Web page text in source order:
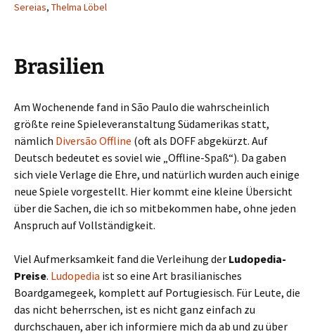
Sereias, Thelma Löbel
Brasilien
Am Wochenende fand in São Paulo die wahrscheinlich
größte reine Spieleveranstaltung Südamerikas statt,
nämlich Diversão Offline (oft als DOFF abgekürzt. Auf
Deutsch bedeutet es soviel wie „Offline-Spaß“). Da gaben
sich viele Verlage die Ehre, und natürlich wurden auch einige
neue Spiele vorgestellt. Hier kommt eine kleine Übersicht
über die Sachen, die ich so mitbekommen habe, ohne jeden
Anspruch auf Vollständigkeit.
Viel Aufmerksamkeit fand die Verleihung der Ludopedia-
Preise. Ludopedia ist so eine Art brasilianisches
Boardgamegeek, komplett auf Portugiesisch. Für Leute, die
das nicht beherrschen, ist es nicht ganz einfach zu
durchschauen, aber ich informiere mich da ab und zu über